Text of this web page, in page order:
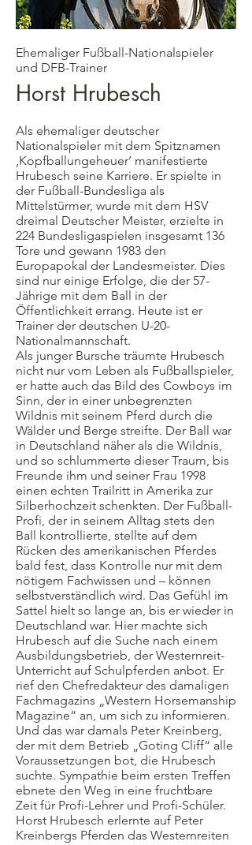
Ehemaliger Fußball-Nationalspieler
und DFB-Trainer
Horst Hrubesch
Als ehemaliger deutscher
Nationalspieler mit dem Spitznamen
‚Kopfballungeheuer’ manifestierte
Hrubesch seine Karriere. Er spielte in
der Fußball-Bundesliga als
Mittelstürmer, wurde mit dem HSV
dreimal Deutscher Meister, erzielte in
224 Bundesligaspielen insgesamt 136
Tore und gewann 1983 den
Europapokal der Landesmeister. Dies
sind nur einige Erfolge, die der 57-
Jährige mit dem Ball in der
Öffentlichkeit errang. Heute ist er
Trainer der deutschen U-20-
Nationalmannschaft.
Als junger Bursche träumte Hrubesch
nicht nur vom Leben als Fußballspieler,
er hatte auch das Bild des Cowboys im
Sinn, der in einer unbegrenzten
Wildnis mit seinem Pferd durch die
Wälder und Berge streifte. Der Ball war
in Deutschland näher als die Wildnis,
und so schlummerte dieser Traum, bis
Freunde ihm und seiner Frau 1998
einen echten Trailritt in Amerika zur
Silberhochzeit schenkten. Der Fußball-
Profi, der in seinem Alltag stets den
Ball kontrollierte, stellte auf dem
Rücken des amerikanischen Pferdes
bald fest, dass Kontrolle nur mit dem
nötigem Fachwissen und – können
selbstverständlich wird. Das Gefühl im
Sattel hielt so lange an, bis er wieder in
Deutschland war. Hier machte sich
Hrubesch auf die Suche nach einem
Ausbildungsbetrieb, der Westernreit-
Unterricht auf Schulpferden anbot. Er
rief den Chefredakteur des damaligen
Fachmagazins „Western Horsemanship
Magazine“ an, um sich zu informieren.
Und das war damals Peter Kreinberg,
der mit dem Betrieb „Goting Cliff“ alle
Voraussetzungen bot, die Hrubesch
suchte. Sympathie beim ersten Treffen
ebnete den Weg in eine fruchtbare
Zeit für Profi-Lehrer und Profi-Schüler.
Horst Hrubesch erlernte auf Peter
Kreinbergs Pferden das Westernreiten